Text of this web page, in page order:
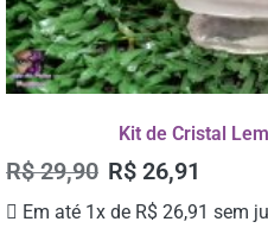
Kit de Cristal
R$29,90 R$ 26,91
Em até 1x de R$ 26,91 sem